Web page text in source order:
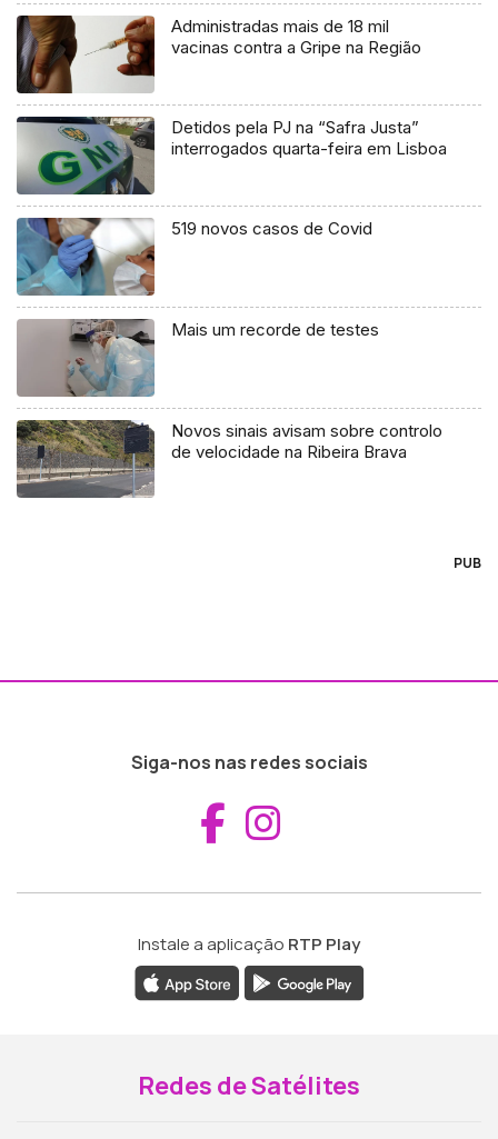
Administradas mais de 18 mil
vacinas contra a Gripe na Região
Detidos pela PJ na “Safra Justa”
interrogados quarta-feira em Lisboa
519 novos casos de Covid
Mais um recorde de testes
Novos sinais avisam sobre controlo
de velocidade na Ribeira Brava
PUB
Siga-nos nas redes sociais
Aceder ao
Instale a aplicação RTP Play
Redes de Satélites